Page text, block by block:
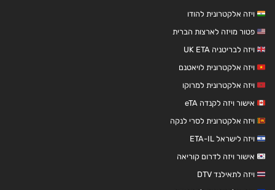
ויזה אלקטרונית להודו
פטור מויזה לארצות הברית
ויזה לבריטניה UK ETA
ויזה אלקטרונית לויאטנם
ויזה אלקטרונית למרוקו
אישור ויזה לקנדה eTA
ויזה אלקטרונית לסרי לנקה
ויזה לישראל ETA-IL
אישור ויזה לדרום קוריאה
ויזה לתאילנד DTV